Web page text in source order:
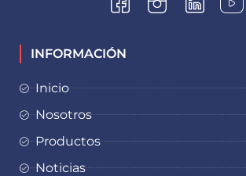
INFORMACIÓN
Inicio
Nosotros
Productos
Noticias